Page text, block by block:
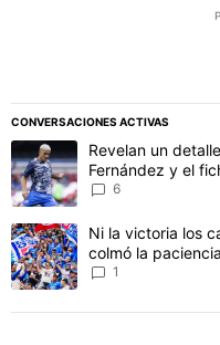
CONVERSACIONES ACTIVAS
Este listado muestra los
Un artículo de tendencia
Revelan un
Fernández y el
6
Un artículo de tendencia
Ni la victoria los
colmó la
Philadelphia
1